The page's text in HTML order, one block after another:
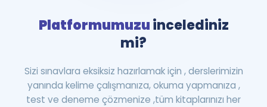
Platformumuzuincelediniz
mi?
Sizi sınavlara eksiksiz hazırlamak için , derslerimizin
yanında kelime çalışmanıza, okuma yapmanıza ,
test ve deneme çözmenize ,tüm kitaplarınızı her